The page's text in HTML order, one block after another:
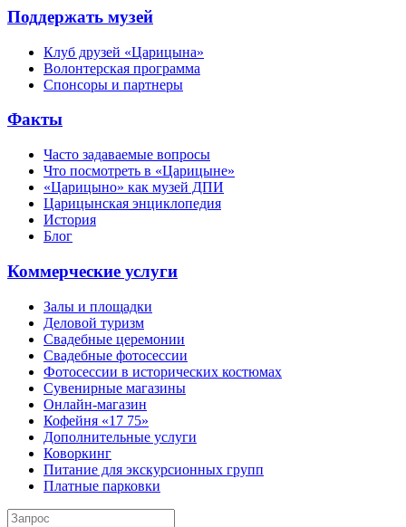
Поддержать музей
Клуб друзей «Царицына»
Волонтерская программа
Спонсоры и партнеры
Факты
Часто задаваемые вопросы
Что посмотреть в «Царицыне»
«Царицыно» как музей ДПИ
Царицынская энциклопедия
История
Блог
Коммерческие услуги
Залы и площадки
Деловой туризм
Свадебные церемонии
Свадебные фотосессии
Фотосессии в исторических костюмах
Сувенирные магазины
Онлайн-магазин
Кофейня «17 75»
Дополнительные услуги
Коворкинг
Питание для экскурсионных групп
Платные парковки